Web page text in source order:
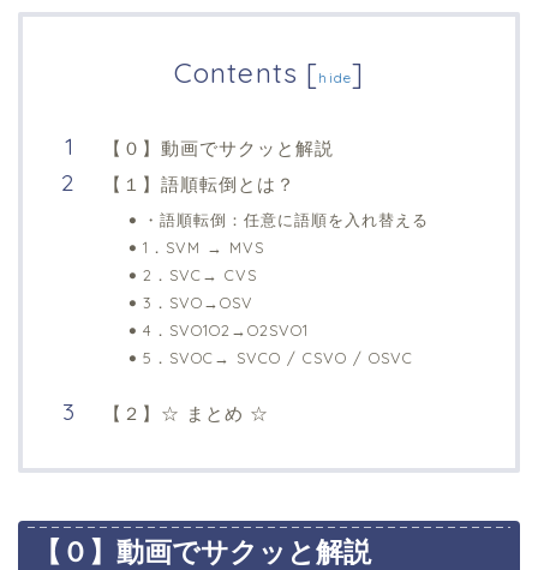
Contents [hide]
【０】動画でサクッと解説
【１】語順転倒とは？
・語順転倒：任意に語順を入れ替える
1．SVM → MVS
2．SVC→ CVS
3．SVO→OSV
4．SVO1O2→O2SVO1
5．SVOC→ SVCO / CSVO / OSVC
【２】☆ まとめ ☆
【０】動画でサクッと解説